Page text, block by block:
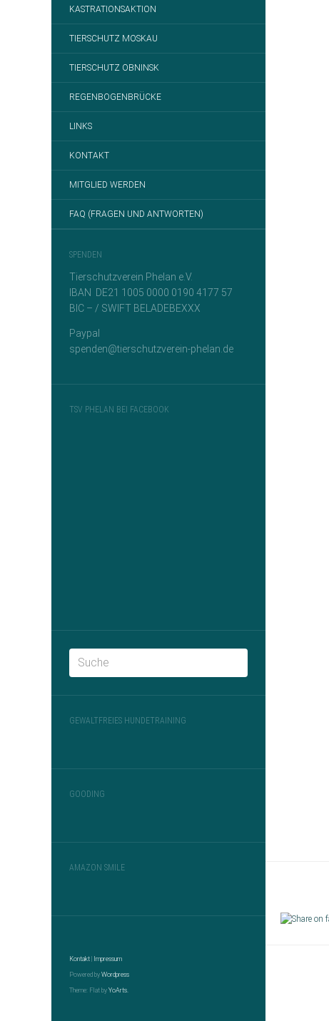
KASTRATIONSAKTION
TIERSCHUTZ MOSKAU
TIERSCHUTZ OBNINSK
REGENBOGENBRÜCKE
LINKS
KONTAKT
MITGLIED WERDEN
FAQ (FRAGEN UND ANTWORTEN)
SPENDEN
Tierschutzverein Phelan e.V.
IBAN DE21 1005 0000 0190 4177 57
BIC – / SWIFT BELADEBEXXX
Paypal
spenden@tierschutzverein-phelan.de
TSV PHELAN BEI FACEBOOK
GEWALTFREIES HUNDETRAINING
GOODING
AMAZON SMILE
Kontakt Impressum
Powered by Wordpress
Theme: Flat by YoArts.